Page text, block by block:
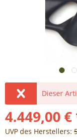
Dieser
4.449,00 €
UVP des Herstellers: